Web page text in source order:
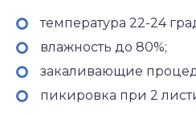
температура 22-24
влажность до 80%;
закаливающие
пикировка при 2